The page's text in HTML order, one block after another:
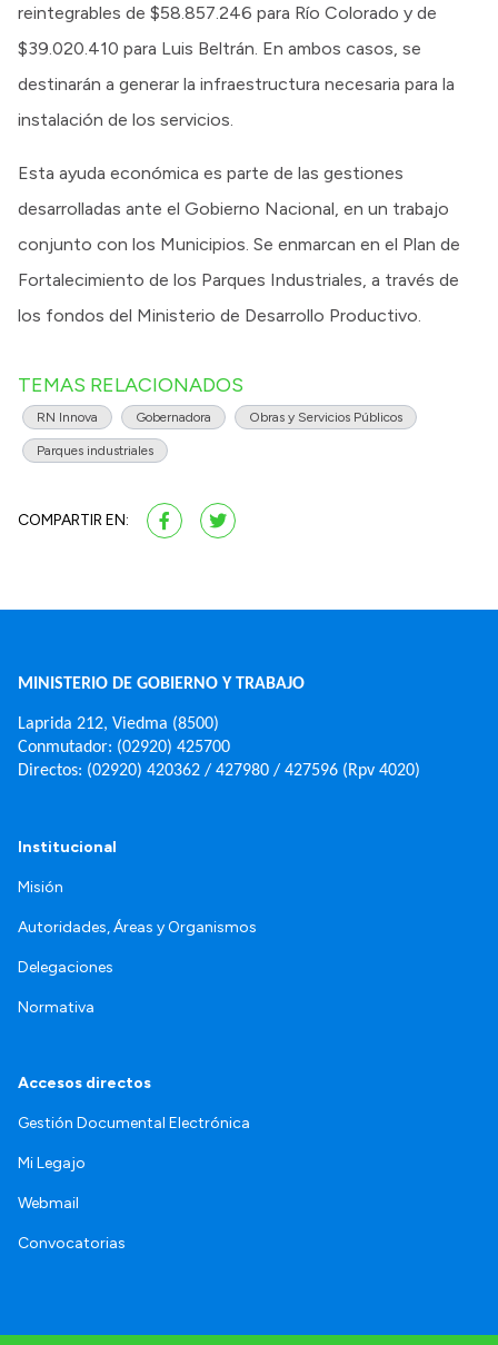
reintegrables de $58.857.246 para Río Colorado y de
$39.020.410 para Luis Beltrán. En ambos casos, se
destinarán a generar la infraestructura necesaria para la
instalación de los servicios.
Esta ayuda económica es parte de las gestiones
desarrolladas ante el Gobierno Nacional, en un trabajo
conjunto con los Municipios. Se enmarcan en el Plan de
Fortalecimiento de los Parques Industriales, a través de
los fondos del Ministerio de Desarrollo Productivo.
TEMAS RELACIONADOS
RN Innova Gobernadora Obras y Servicios Públicos
Parques industriales
COMPARTIR EN:
MINISTERIO DE GOBIERNO Y TRABAJO
Laprida 212, Viedma (8500)
Conmutador: (02920) 425700
Directos: (02920) 420362 / 427980 / 427596 (Rpv 4020)
Institucional
Misión
Autoridades, Áreas y Organismos
Delegaciones
Normativa
Accesos directos
Gestión Documental Electrónica
Mi Legajo
Webmail
Convocatorias